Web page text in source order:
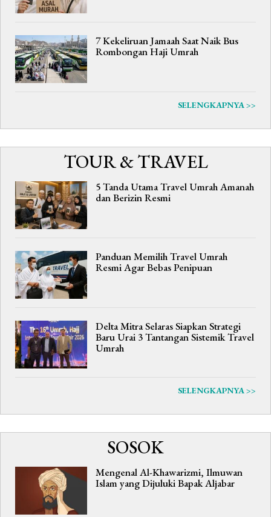
7 Kekeliruan Jamaah Saat Naik Bus
Rombongan Haji Umrah
SELENGKAPNYA >>
TOUR & TRAVEL
5 Tanda Utama Travel Umrah Amanah
dan Berizin Resmi
Panduan Memilih Travel Umrah
Resmi Agar Bebas Penipuan
Delta Mitra Selaras Siapkan Strategi
Baru Urai 3 Tantangan Sistemik Travel
Umrah
SELENGKAPNYA >>
SOSOK
Mengenal Al-Khawarizmi, Ilmuwan
Islam yang Dijuluki Bapak Aljabar